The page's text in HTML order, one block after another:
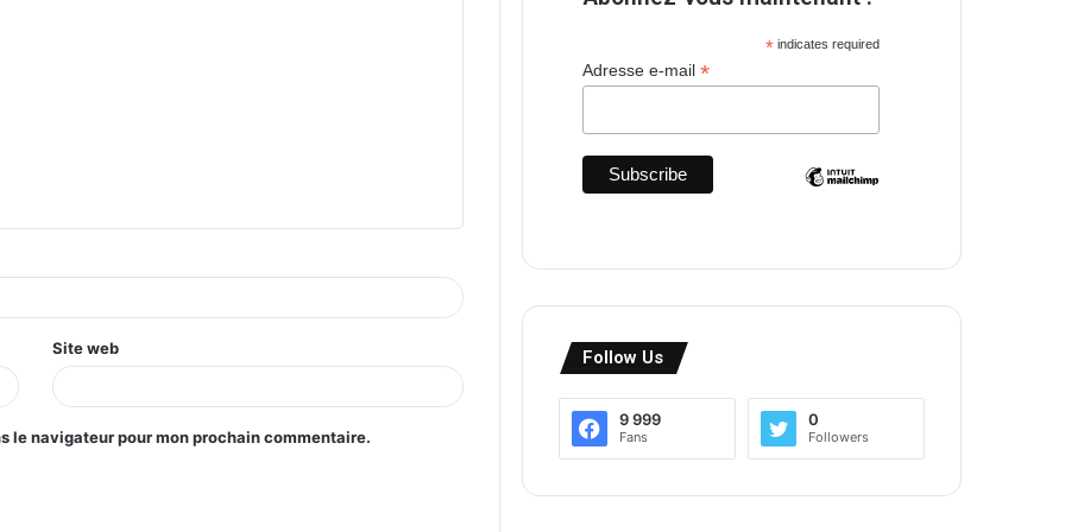
Site web
le navigateur pour mon prochain commentaire.
*indicates required
Adresse e-mail*
Follow Us
9 999
Fans
0
Followers